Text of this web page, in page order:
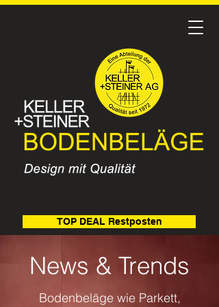
TOP DEAL Restposten
News & Trends
Bodenbeläge wie Parkett,